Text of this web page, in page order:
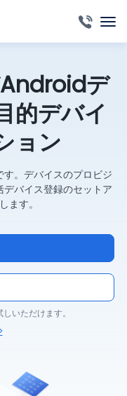
デ
的デバイ
ョン
。デバイスのプロビジ
バイス登録のセットア
ます。
いただけます。